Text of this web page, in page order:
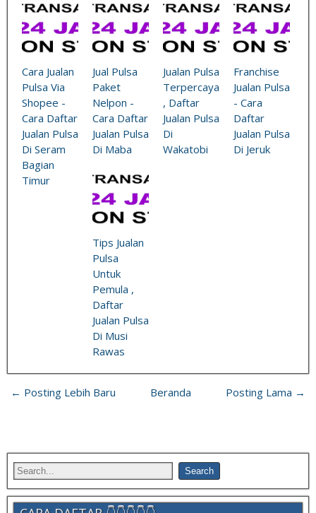
Cara Jualan
Pulsa Via
Shopee -
Cara Daftar
Jualan Pulsa
Di Seram
Bagian
Timur
Jual Pulsa
Paket
Nelpon -
Cara Daftar
Jualan Pulsa
Di Maba
Jualan Pulsa
Terpercaya
, Daftar
Jualan Pulsa
Di
Wakatobi
Franchise
Jualan Pulsa
- Cara
Daftar
Jualan Pulsa
Di Jeruk
Tips Jualan
Pulsa
Untuk
Pemula ,
Daftar
Jualan Pulsa
Di Musi
Rawas
← Posting Lebih Baru Posting Lama →
Beranda